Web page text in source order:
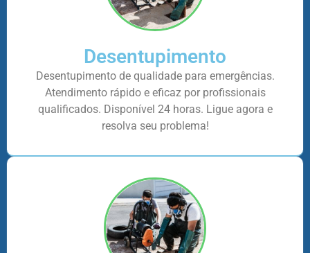
Desentupimento
Desentupimento de qualidade para emergências.
Atendimento rápido e eficaz por profissionais
qualificados. Disponível 24 horas. Ligue agora e
resolva seu problema!